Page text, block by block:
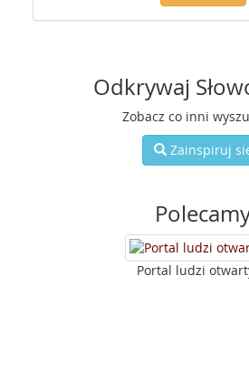
Odkrywaj
Zobacz co inni
Zainspiruj
Portal ludzi